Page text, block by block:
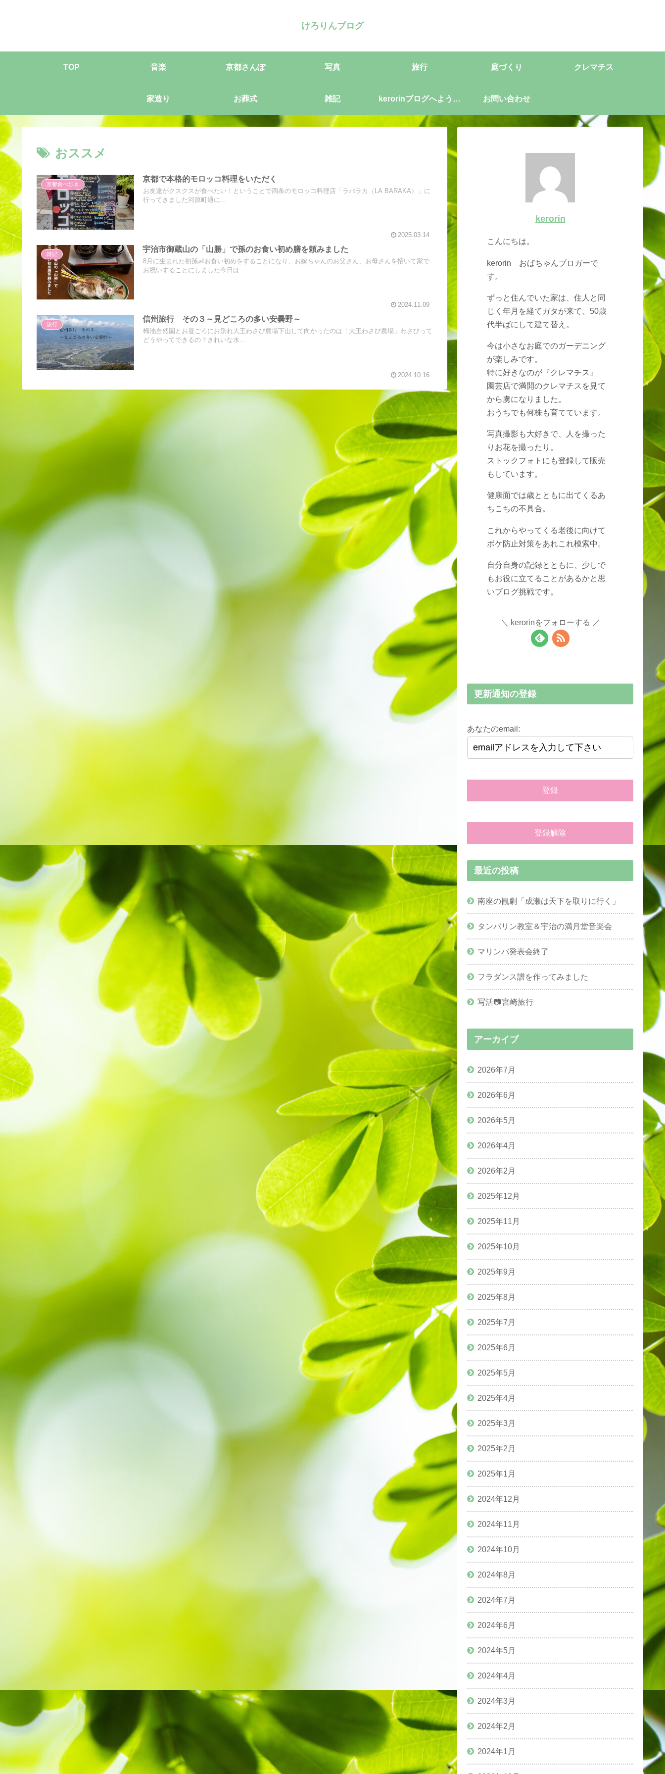
けろりんブログ
TOP 音楽 京都さんぽ 写真 旅行 庭づくり クレマチス
家造り お葬式 雑記 kerorinブログへようこ お問い合わせ
おススメ
京都食べ歩き
京都で本格的モロッコ料理をいただく
お友達がクスクスが食べたい！ということで四条のモロッコ料理店「ラバラカ（LA BARAKA）」に
行ってきました河原町通に...
2025.03.14
雑記
宇治市御蔵山の「山勝」で孫のお食い初め膳を頼みました
8月に生まれた初孫👶お食い初めをすることになり、お嫁ちゃんのお父さん、お母さんを招いて家で
お祝いすることにしました今日は...
2024.11.09
旅行
信州旅行 その３～見どころの多い安曇野～
栂池自然園とお昼ごろにお別れ大王わさび農場下山して向かったのは「大王わさび農場」わさびって
どうやってできるの？きれいな水...
2024.10.16
kerorin
こんにちは。
kerorin おばちゃんブロガーで
す。
ずっと住んでいた家は、住人と同
じく年月を経てガタが来て、50歳
代半ばにして建て替え。
今は小さなお庭でのガーデニング
が楽しみです。
特に好きなのが『クレマチス』
園芸店で満開のクレマチスを見て
から虜になりました。
おうちでも何株も育てています。
写真撮影も大好きで、人を撮った
りお花を撮ったり。
ストックフォトにも登録して販売
もしています。
健康面では歳とともに出てくるあ
ちこちの不具合。
これからやってくる老後に向けて
ボケ防止対策をあれこれ模索中。
自分自身の記録とともに、少しで
もお役に立てることがあるかと思
いブログ挑戦です。
kerorinをフォローする
更新通知の登録
あなたのemail:
最近の投稿
南座の観劇「成瀬は天下を取りに行く」
タンバリン教室＆宇治の満月堂音楽会
マリンバ発表会終了
フラダンス譜を作ってみました
写活📷宮崎旅行
アーカイブ
2026年7月
2026年6月
2026年5月
2026年4月
2026年2月
2025年12月
2025年11月
2025年10月
2025年9月
2025年8月
2025年7月
2025年6月
2025年5月
2025年4月
2025年3月
2025年2月
2025年1月
2024年12月
2024年11月
2024年10月
2024年8月
2024年7月
2024年6月
2024年5月
2024年4月
2024年3月
2024年2月
2024年1月